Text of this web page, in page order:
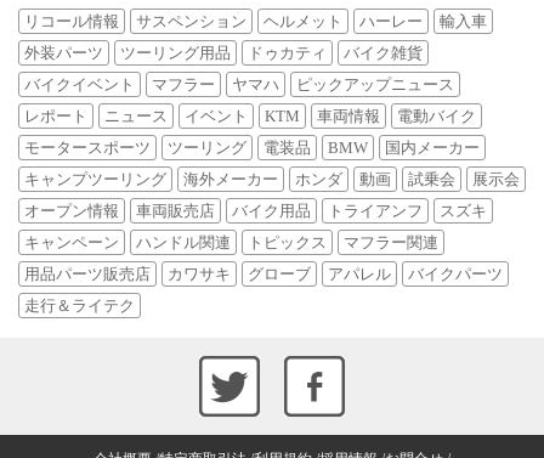
リコール情報 サスペンション ヘルメット ハーレー
輸入車
外装パーツ
ツーリング用品 ドゥカティ
バイク雑貨
バイクイベント
マフラー ヤマハ
ピックアップニュース
レポート
ニュース イベント KTM 車両情報
電動バイク
モータースポーツ
ツーリング 電装品 BMW
国内メーカー
キャンプツーリング
海外メーカー ホンダ 動画 試乗会
展示会
オープン情報
車両販売店 バイク用品 トライアンフ
スズキ
キャンペーン
ハンドル関連 トピックス
マフラー関連
用品パーツ販売店
カワサキ グローブ アパレル
バイクパーツ
走行＆ライテク